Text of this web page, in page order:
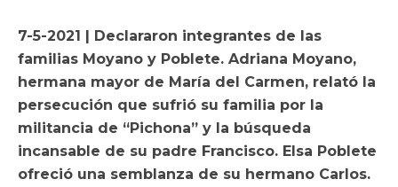
7-5-2021 | Declararon integrantes de las
familias Moyano y Poblete. Adriana Moyano,
hermana mayor de María del Carmen, relató la
persecución que sufrió su familia por la
militancia de “Pichona” y la búsqueda
incansable de su padre Francisco. Elsa Poblete
ofreció una semblanza de su hermano Carlos.